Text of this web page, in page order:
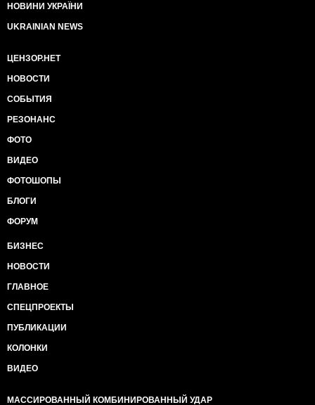
НОВИНИ УКРАЇНИ
UKRAINIAN NEWS
ЦЕНЗОР.НЕТ
НОВОСТИ
СОБЫТИЯ
РЕЗОНАНС
ФОТО
ВИДЕО
ФОТОШОПЫ
БЛОГИ
ФОРУМ
БИЗНЕС
НОВОСТИ
ГЛАВНОЕ
СПЕЦПРОЕКТЫ
ПУБЛИКАЦИИ
КОЛОНКИ
ВИДЕО
МАССИРОВАННЫЙ КОМБИНИРОВАННЫЙ УДАР